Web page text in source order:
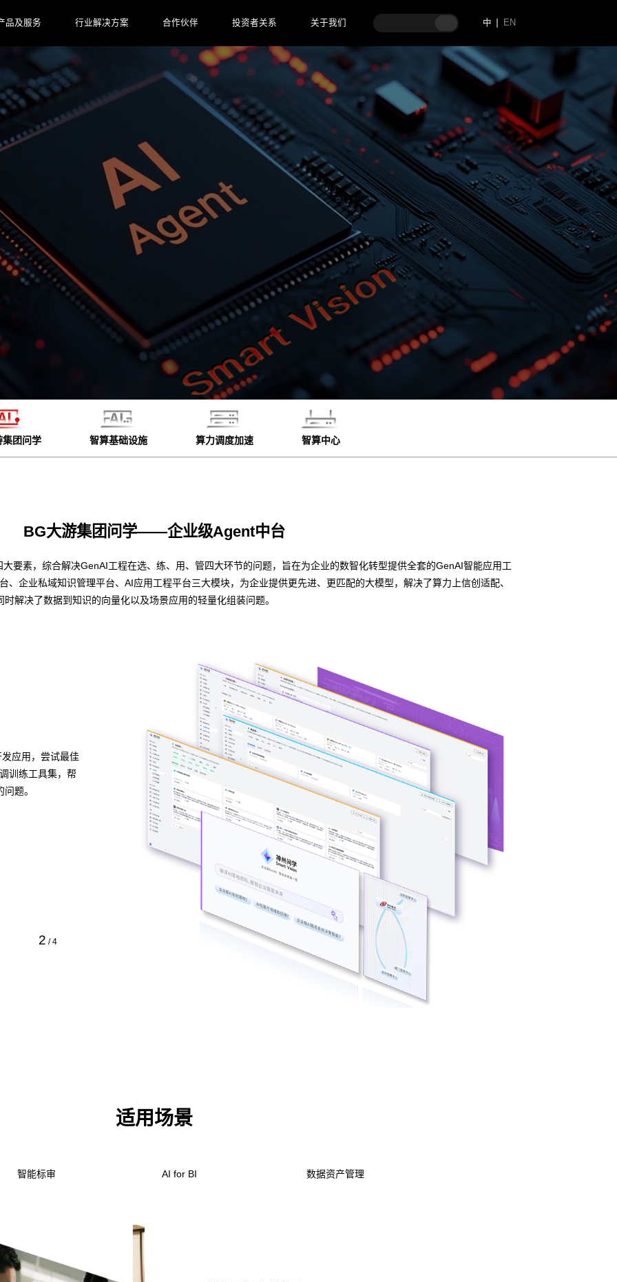
品及服务 行业解决方案 合作伙伴 投资者关系 关于我们 中 EN
团问学 智算基础设施 算力调度加速 智算中心
BG大游集团问学——企业级Agent中台
要素，综合解决GenAI工程在选、练、用、管四大环节的问题，旨在为企业的数智化转型提供全套的GenAI智能应用工
、企业私域知识管理平台、AI应用工程平台三大模块，为企业提供更先进、更匹配的大模型，解决了算力上信创适配、
解决了数据到知识的向量化以及场景应用的轻量化组装问题。
结构化与非结构
制，保障数据安
多种应用构建方式
灵活适配开箱即用
支持无代码、低代码、全代码三种配置方式，5种应用开发模式，无
缝融合企业业务系统。BG大游集团问学预置了多种企业级应用场景
模板，高效解决企业开发使用应用的各种难题。
预约专家咨询 >>
异构算力统一纳管
模型算力全面优化
BG大游集团问学支持信创/非信创、多品牌CPU与GPU异
的统一管理，解决大模型算力技术瓶颈，可根据模型、芯
性调度，提高关键核心算力GPU使用效率。
预约专家咨询 >>
下载BG大游集团问学介绍 >>
3 /4
适用场景
智能标审 AI for BI 数据资产管理